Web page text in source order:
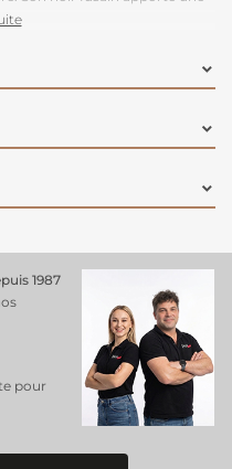
à votre espace, créant une
vos meubles en
et durable garantit un
1987
pour